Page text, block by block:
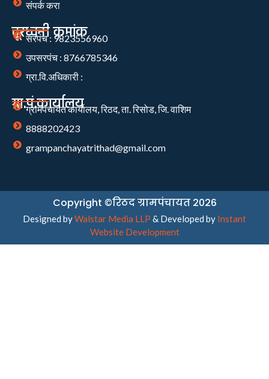
संपर्क करा
दूरध्वनी क्रमांक
सरपंच : 9823556960
उपसरपंच : 8766785346
ग्रा.वि.अधिकारी :
ग्रा.पं.कार्यालय
ग्रामपंचायत कार्यालय, रिठद, ता. रिसोड, जि. वाशिम
8888202423
grampanchayatrithad@gmail.com
Copyright ©रिठद ग्रामपंचायत 2026
Designed byWalstar Media LLP & Developed by Instant
Website Development